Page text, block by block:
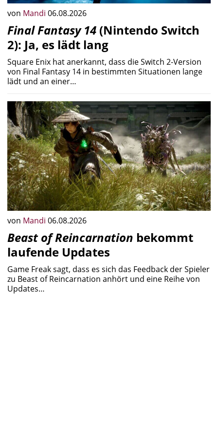
von Mandi 06.08.2026
Final Fantasy 14 (Nintendo Switch
2): Ja, es lädt lang
Square Enix hat anerkannt, dass die Switch 2-Version
von Final Fantasy 14 in bestimmten Situationen lange
lädt und an einer…
von Mandi 06.08.2026
Beast of Reincarnation bekommt
laufende Updates
Game Freak sagt, dass es sich das Feedback der Spieler
zu Beast of Reincarnation anhört und eine Reihe von
Updates…